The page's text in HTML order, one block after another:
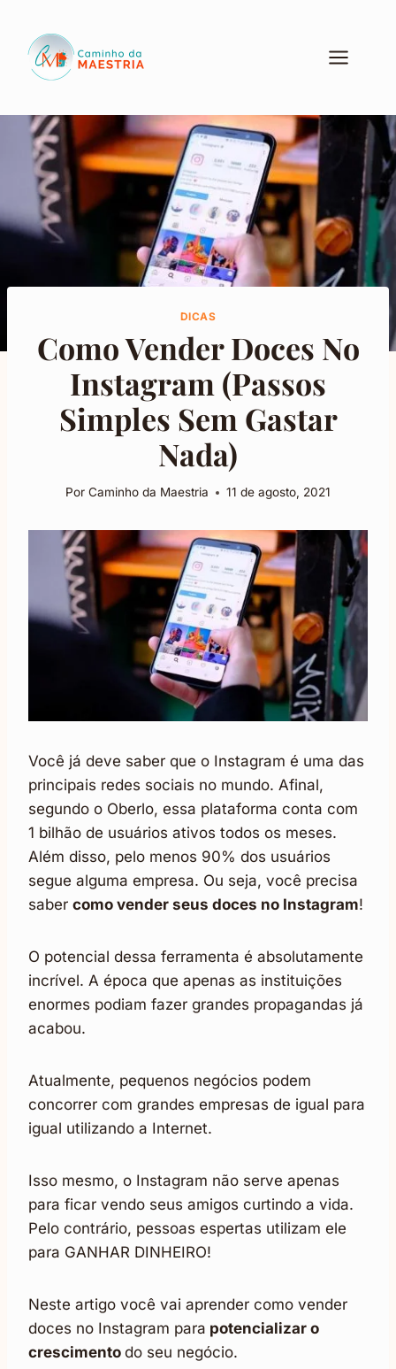
Conteúdo
DICAS
Como Vender Doces No
Instagram (Passos
Simples Sem Gastar
Nada)
Por Caminho da Maestria 11 de agosto, 2021
Você já deve saber que o Instagram é uma das
principais redes sociais no mundo. Afinal,
segundo o Oberlo, essa plataforma conta com
1 bilhão de usuários ativos todos os meses.
Além disso, pelo menos 90% dos usuários
segue alguma empresa. Ou seja, você precisa
saber como vender seus doces no Instagram!
O potencial dessa ferramenta é absolutamente
incrível. A época que apenas as instituições
enormes podiam fazer grandes propagandas já
acabou.
Atualmente, pequenos negócios podem
concorrer com grandes empresas de igual para
igual utilizando a Internet.
Isso mesmo, o Instagram não serve apenas
para ficar vendo seus amigos curtindo a vida.
Pelo contrário, pessoas espertas utilizam ele
para GANHAR DINHEIRO!
Neste artigo você vai aprender como vender
doces no Instagram para potencializar o
crescimento do seu negócio.